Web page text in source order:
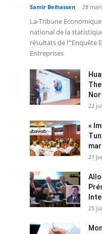
Samir Belhassen - 28
La-Tribune
national de la
résultats de l’"Enquête
Entreprises
22
«
21
25